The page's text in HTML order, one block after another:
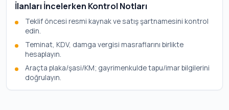
İlanları İncelerken Kontrol Notları
Teklif öncesi resmi kaynak ve satış şartnamesini kontrol
edin.
Teminat, KDV, damga vergisi masraflarını birlikte
hesaplayın.
Araçta plaka/şasi/KM; gayrimenkulde tapu/imar bilgilerini
doğrulayın.